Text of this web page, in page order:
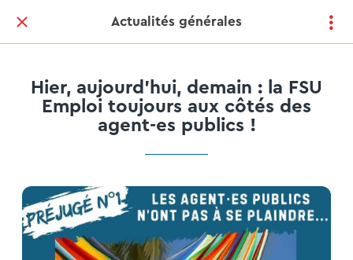
Actualités générales
Hier, aujourd’hui, demain : la FSU
Emploi toujours aux côtés des
agent-es publics !